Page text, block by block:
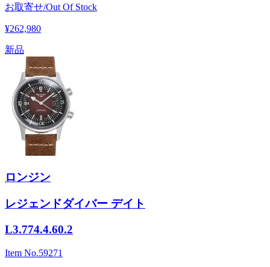
お取寄せ/Out Of Stock
¥262,980
新品
ロンジン
レジェンドダイバー デイト
L3.774.4.60.2
Item No.59271